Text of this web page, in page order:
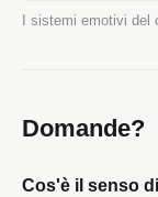
I sistemi emotivi
Domande?
Cos'è il senso